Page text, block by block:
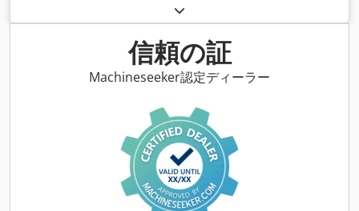
信頼の証
Machineseeker認定ディーラー